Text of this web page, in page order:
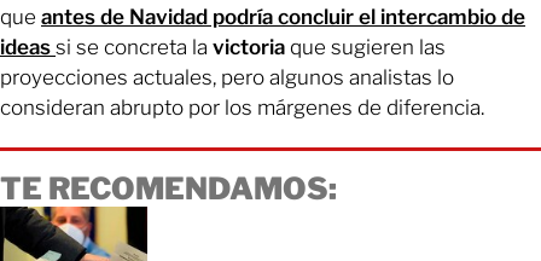
que antes de Navidad podría concluir el intercambio de
ideas si se concreta la victoria que sugieren las
proyecciones actuales, pero algunos analistas lo
consideran abrupto por los márgenes de diferencia.
TE RECOMENDAMOS: